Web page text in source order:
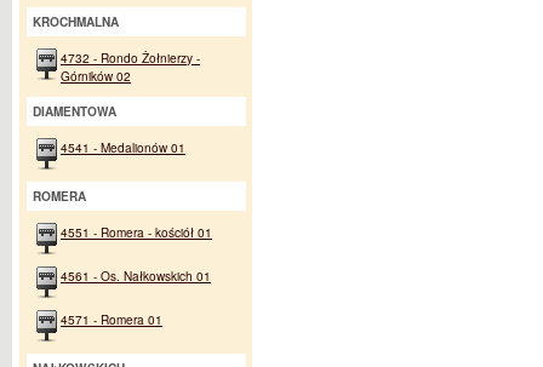
KROCHMALNA
4732 - Rondo Żołnierzy -
Górników 02
DIAMENTOWA
4541 - Medalionów 01
ROMERA
4551 - Romera - kościół 01
4561 - Os. Nałkowskich 01
4571 - Romera 01